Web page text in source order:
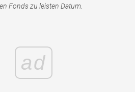
Fonds zu leisten Datum.
ad